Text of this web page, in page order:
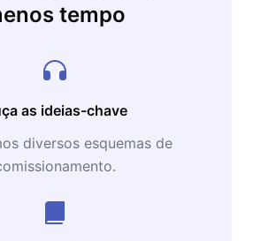
tempo
as ideias-chave
diversos esquemas de